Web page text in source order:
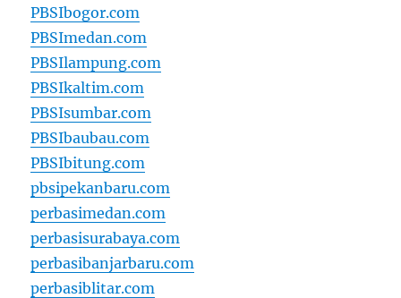
PBSIbogor.com
PBSImedan.com
PBSIlampung.com
PBSIkaltim.com
PBSIsumbar.com
PBSIbaubau.com
PBSIbitung.com
pbsipekanbaru.com
perbasimedan.com
perbasisurabaya.com
perbasibanjarbaru.com
perbasiblitar.com